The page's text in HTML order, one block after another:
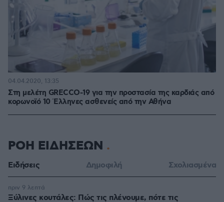
Στη μελέτη GRECCO-19 για την προστασία της καρδιάς από
κορωνοϊό 10 Έλληνες ασθενείς από την Αθήνα
04.04.2020, 13:35
ΡΟΗ ΕΙΔΗΣΕΩΝ
Ειδήσεις Δημοφιλή Σχολιασμένα
Ξύλινες κουτάλες: Πώς τις πλένουμε, πότε τις
πριν 9 λεπτά